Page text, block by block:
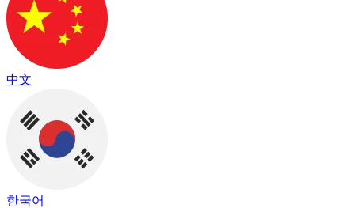
中文
한국어